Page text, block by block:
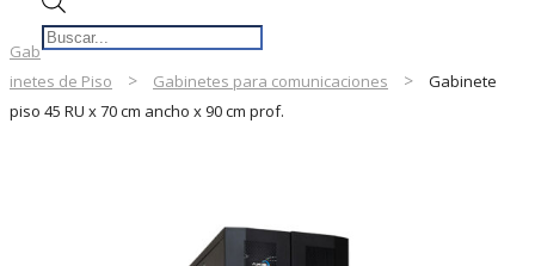
de
Gab
inetes de Piso
Gabinetes para comunicaciones
Gabinete
piso 45 RU x 70 cm ancho x 90 cm prof.